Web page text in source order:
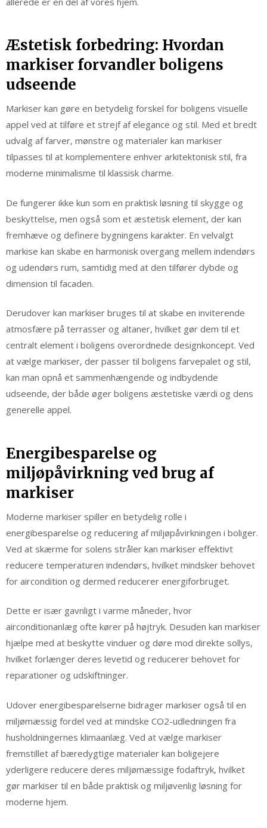
Æstetisk forbedring: Hvordan
markiser forvandler boligens
udseende
Markiser kan gøre en betydelig forskel for boligens visuelle
appel ved at tilføre et strejf af elegance og stil. Med et bredt
udvalg af farver, mønstre og materialer kan markiser
tilpasses til at komplementere enhver arkitektonisk stil, fra
moderne minimalisme til klassisk charme.
De fungerer ikke kun som en praktisk løsning til skygge og
beskyttelse, men også som et æstetisk element, der kan
fremhæve og definere bygningens karakter. En velvalgt
markise kan skabe en harmonisk overgang mellem indendørs
og udendørs rum, samtidig med at den tilfører dybde og
dimension til facaden.
Derudover kan markiser bruges til at skabe en inviterende
atmosfære på terrasser og altaner, hvilket gør dem til et
centralt element i boligens overordnede designkoncept. Ved
at vælge markiser, der passer til boligens farvepalet og stil,
kan man opnå et sammenhængende og indbydende
udseende, der både øger boligens æstetiske værdi og dens
generelle appel.
Energibesparelse og
miljøpåvirkning ved brug af
markiser
Moderne markiser spiller en betydelig rolle i
energibesparelse og reducering af miljøpåvirkningen i boliger.
Ved at skærme for solens stråler kan markiser effektivt
reducere temperaturen indendørs, hvilket mindsker behovet
for aircondition og dermed reducerer energiforbruget.
Dette er især gavnligt i varme måneder, hvor
airconditionanlæg ofte kører på højtryk. Desuden kan markiser
hjælpe med at beskytte vinduer og døre mod direkte sollys,
hvilket forlænger deres levetid og reducerer behovet for
reparationer og udskiftninger.
Udover energibesparelserne bidrager markiser også til en
miljømæssig fordel ved at mindske CO2-udledningen fra
husholdningernes klimaanlæg. Ved at vælge markiser
fremstillet af bæredygtige materialer kan boligejere
yderligere reducere deres miljømæssige fodaftryk, hvilket
gør markiser til en både praktisk og miljøvenlig løsning for
moderne hjem.